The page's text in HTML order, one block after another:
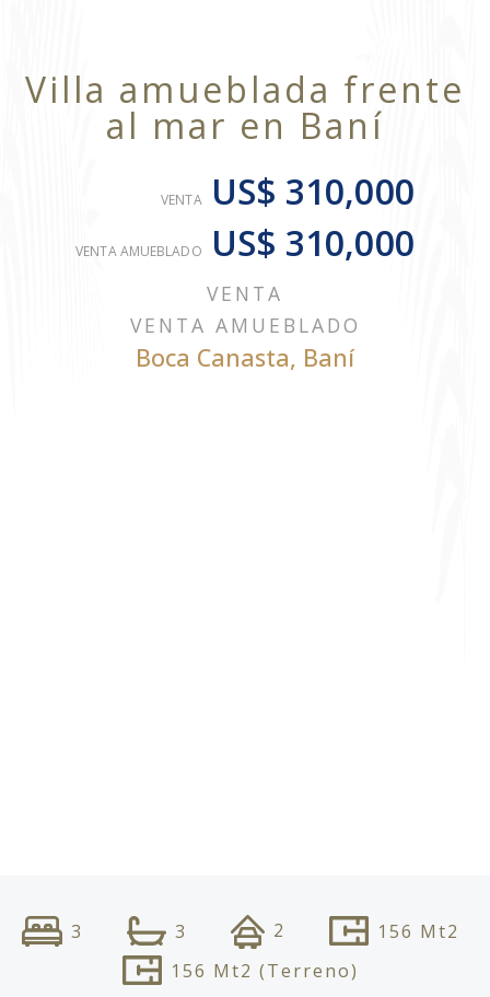
Villa amueblada frente
al mar en Baní
VENTA US$ 310,000
VENTA AMUEBLADO US$ 310,000
VENTA
VENTA AMUEBLADO
Boca Canasta, Baní
3 3 2 156 Mt2
156 Mt2 (Terreno)